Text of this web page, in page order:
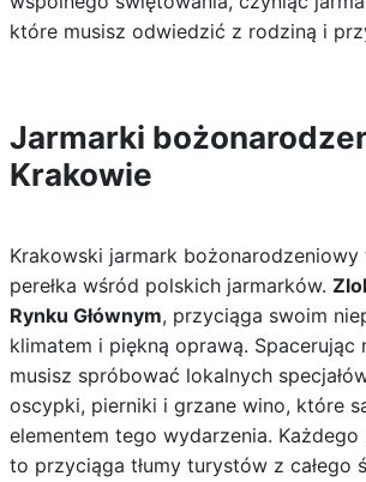
które musisz odwiedzić z rodziną i
Jarmarki
Krakowie
Krakowski jarmark
perełka wśród polskich jarmarków.
Rynku Głównym, przyciąga swoim
klimatem i piękną oprawą. Spacerując
musisz spróbować lokalnych
oscypki, pierniki i grzane wino, które
elementem tego wydarzenia.
to przyciąga tłumy turystów z całego